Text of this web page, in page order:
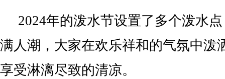
2024年的泼水节设置了多个泼水
满人潮，大家在欢乐祥和的气氛中泼
享受淋漓尽致的清凉。